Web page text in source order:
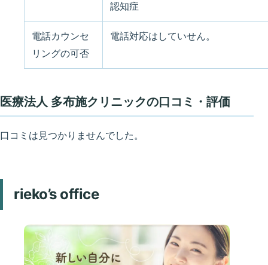
認知症
電話カウンセ
リングの可否
電話対応はしていせん。
医療法人 多布施クリニックの口コミ・評価
口コミは見つかりませんでした。
rieko’s office